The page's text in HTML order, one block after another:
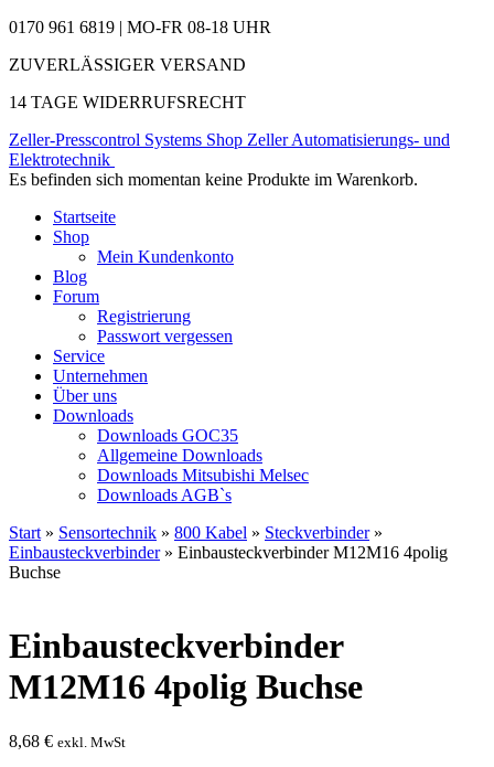
0170 961 6819 | MO-FR 08-18 UHR
ZUVERLÄSSIGER VERSAND
14 TAGE WIDERRUFSRECHT
Zeller-Presscontrol Systems Shop Zeller Automatisierungs- und
Elektrotechnik
Es befinden sich momentan keine Produkte im Warenkorb.
Startseite
Shop
Mein Kundenkonto
Blog
Forum
Registrierung
Passwort vergessen
Service
Unternehmen
Über uns
Downloads
Downloads GOC35
Allgemeine Downloads
Downloads Mitsubishi Melsec
Downloads AGB`s
Start » Sensortechnik » 800 Kabel » Steckverbinder»
Einbausteckverbinder» Einbausteckverbinder M12M16 4polig
Buchse
Einbausteckverbinder
M12M16 4polig Buchse
8,68 € exkl. MwSt